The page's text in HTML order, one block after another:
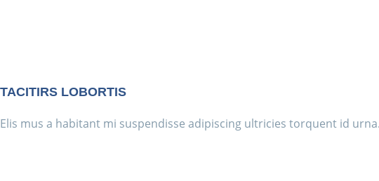
TACITIRS LOBORTIS
Elis mus a habitant mi suspendisse adipiscing ultricies torquent id urna.